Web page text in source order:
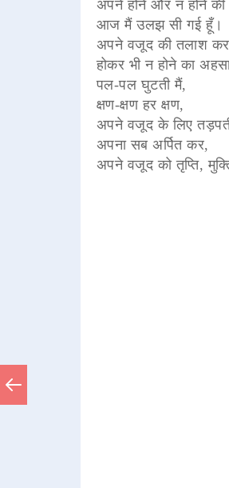
अपने होने और न होने
आज मैं उलझ सी गई हूँ।
अपने वजूद की तलाश
होकर भी न होने का
पल-पल घुटती मैं,
क्षण-क्षण हर क्षण,
अपने वजूद के लिए
अपना सब अर्पित कर,
अपने वजूद को तृप्ति,